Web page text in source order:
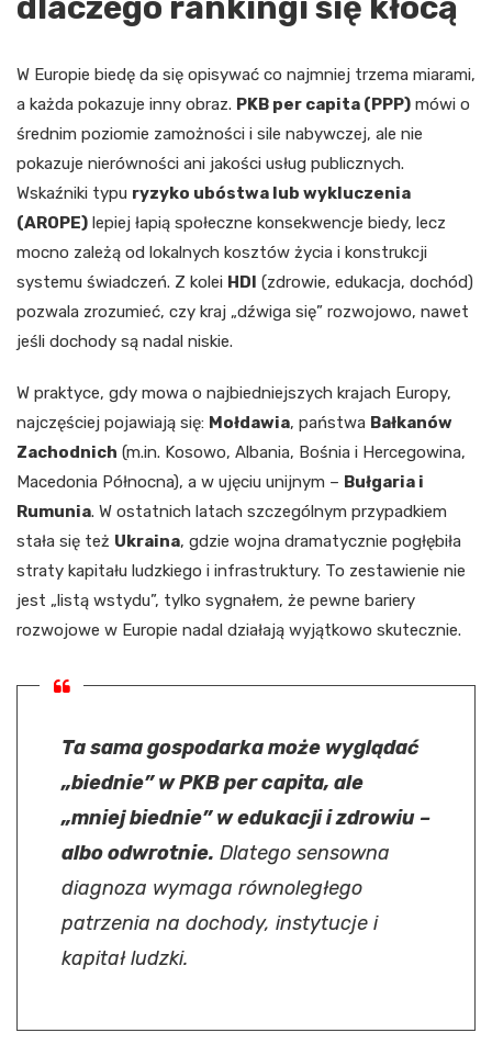
dlaczego rankingi się kłócą
W Europie biedę da się opisywać co najmniej trzema miarami,
a każda pokazuje inny obraz. PKB per capita (PPP) mówi o
średnim poziomie zamożności i sile nabywczej, ale nie
pokazuje nierówności ani jakości usług publicznych.
Wskaźniki typu ryzyko ubóstwa lub wykluczenia
(AROPE) lepiej łapią społeczne konsekwencje biedy, lecz
mocno zależą od lokalnych kosztów życia i konstrukcji
systemu świadczeń. Z kolei HDI (zdrowie, edukacja, dochód)
pozwala zrozumieć, czy kraj „dźwiga się” rozwojowo, nawet
jeśli dochody są nadal niskie.
W praktyce, gdy mowa o najbiedniejszych krajach Europy,
najczęściej pojawiają się: Mołdawia, państwa Bałkanów
Zachodnich (m.in. Kosowo, Albania, Bośnia i Hercegowina,
Macedonia Północna), a w ujęciu unijnym – Bułgaria i
Rumunia. W ostatnich latach szczególnym przypadkiem
stała się też Ukraina, gdzie wojna dramatycznie pogłębiła
straty kapitału ludzkiego i infrastruktury. To zestawienie nie
jest „listą wstydu”, tylko sygnałem, że pewne bariery
rozwojowe w Europie nadal działają wyjątkowo skutecznie.
Ta sama gospodarka może wyglądać
„biednie” w PKB per capita, ale
„mniej biednie” w edukacji i zdrowiu –
albo odwrotnie. Dlatego sensowna
diagnoza wymaga równoległego
patrzenia na dochody, instytucje i
kapitał ludzki.